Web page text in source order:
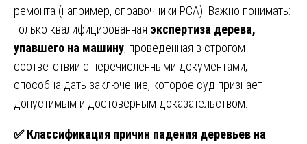
ремонта (например, справочники РСА). Важно понимать:
только квалифицированная экспертиза дерева,
упавшего на машину, проведенная в строгом
соответствии с перечисленными документами,
способна дать заключение, которое суд признает
допустимым и достоверным доказательством.
✅Классификация причин падения деревьев на